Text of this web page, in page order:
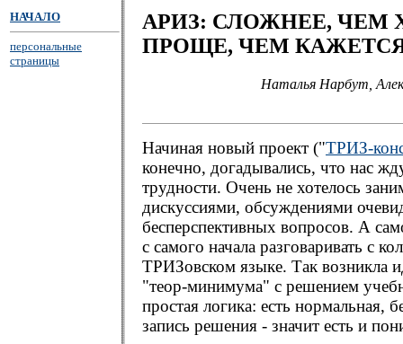
НАЧАЛО
персональные
страницы
АРИЗ: СЛОЖНЕЕ, ЧЕМ
ПРОЩЕ, ЧЕМ
Наталья Нарбут,
Начиная новый проект ("ТРИЗ-
конечно, догадывались, что нас
трудности. Очень не хотелось
дискуссиями, обсуждениями
бесперспективных вопросов. А
с самого начала разговаривать с
ТРИЗовском языке. Так возникла
"теор-минимума" с решением
простая логика: есть нормальная,
запись решения - значит есть и